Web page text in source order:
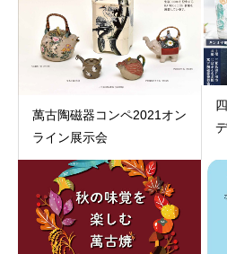
萬古陶磁器コンペ2021オン
ライン展示会